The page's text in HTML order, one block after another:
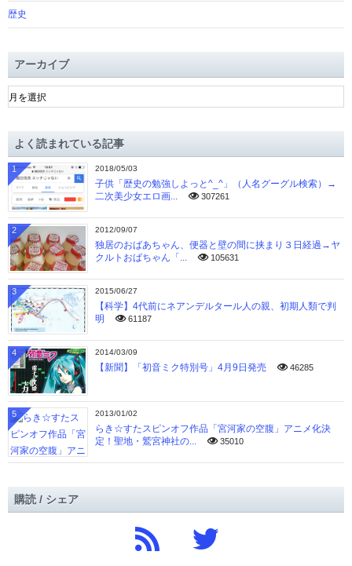
歴史
アーカイブ
ア
ー
ブよく読まれている記事
2018/05/03
子供「歴史の勉強しよっと^_^」（人名グーグル検索）→
二次美少女エロ画...
307261
1
2012/09/07
独居のおばあちゃん、便器と壁の間に挟まり３日経過→ヤ
クルトおばちゃん「...
105631
2
2015/06/27
【科学】4代前にネアンデルタール人の親、初期人類で判
明
61187
3
2014/03/09
【新聞】「初音ミク特別号」4月9日発売 46285
4
2013/01/02
らき☆すたスピンオフ作品「宮河家の空腹」アニメ化決
定！聖地・鷲宮神社の...
35010
5
購読 / シェア